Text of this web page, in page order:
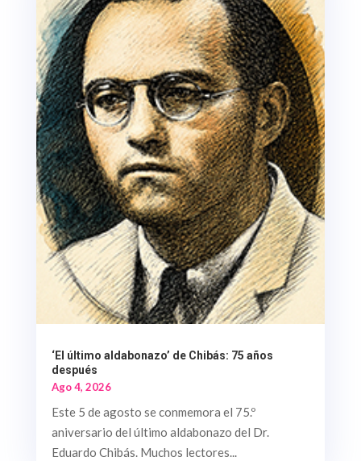
‘El último aldabonazo’ de Chibás: 75 años
después
Ago 4, 2026
Este 5 de agosto se conmemora el 75.º
aniversario del último aldabonazo del Dr.
Eduardo Chibás. Muchos lectores...